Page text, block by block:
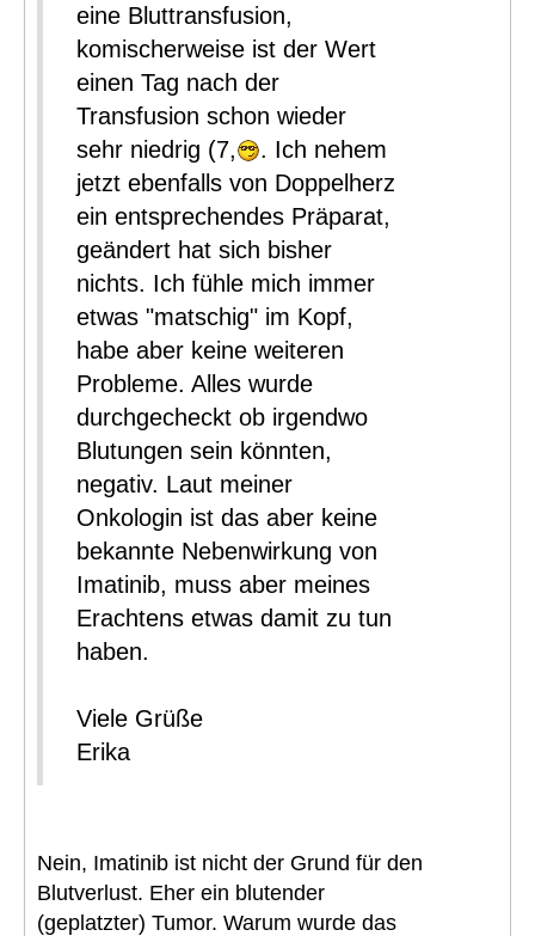
eine Bluttransfusion,
komischerweise ist der Wert
einen Tag nach der
Transfusion schon wieder
sehr niedrig (7,
. Ich nehem
jetzt ebenfalls von Doppelherz
ein entsprechendes Präparat,
geändert hat sich bisher
nichts. Ich fühle mich immer
etwas "matschig" im Kopf,
habe aber keine weiteren
Probleme. Alles wurde
durchgecheckt ob irgendwo
Blutungen sein könnten,
negativ. Laut meiner
Onkologin ist das aber keine
bekannte Nebenwirkung von
Imatinib, muss aber meines
Erachtens etwas damit zu tun
haben.
Viele Grüße
Erika
Nein, Imatinib ist nicht der Grund für den
Blutverlust. Eher ein blutender
(geplatzter) Tumor. Warum wurde das